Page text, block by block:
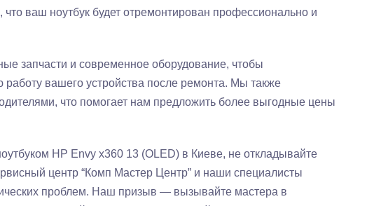
ваш ноутбук будет отремонтирован профессионально и
запчасти и современное оборудование, чтобы
работу вашего устройства после ремонта.​ Мы также
что помогает нам предложить более выгодные цены
HP Envy x360 13 (OLED) в Киеве, не откладывайте
центр “Комп Мастер Центр” и наши специалисты
проблем.​ Наш призыв — вызывайте мастера в